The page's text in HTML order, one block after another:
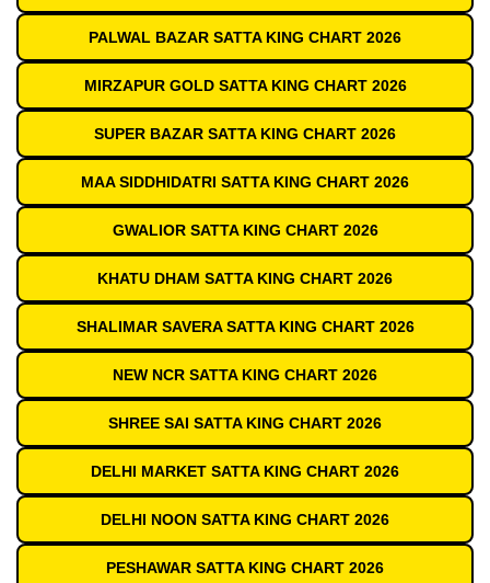
PALWAL BAZAR SATTA KING CHART 2026
MIRZAPUR GOLD SATTA KING CHART 2026
SUPER BAZAR SATTA KING CHART 2026
MAA SIDDHIDATRI SATTA KING CHART 2026
GWALIOR SATTA KING CHART 2026
KHATU DHAM SATTA KING CHART 2026
SHALIMAR SAVERA SATTA KING CHART 2026
NEW NCR SATTA KING CHART 2026
SHREE SAI SATTA KING CHART 2026
DELHI MARKET SATTA KING CHART 2026
DELHI NOON SATTA KING CHART 2026
PESHAWAR SATTA KING CHART 2026